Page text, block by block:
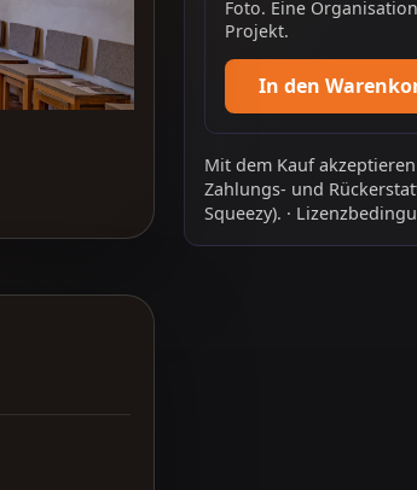
Foto. Eine
Projekt.
In den
Mit dem Kauf
Zahlungs- und
Squeezy). ·